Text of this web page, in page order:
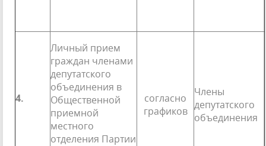
4.
Личный прием
граждан членами
депутатского
объединения в
Общественной
приемной
местного
отделения Партии
согласно
графиков
Члены
депутатского
объединения